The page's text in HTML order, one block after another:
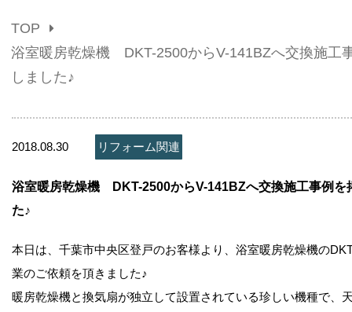
お問い合わせ
会社概要
TOP
浴室暖房乾燥機 DKT-2500からV-141BZへ交換施工
しました♪
2018.08.30 リフォーム関連
浴室暖房乾燥機 DKT-2500からV-141BZへ交換施工事例を
た♪
本日は、千葉市中央区登戸のお客様より、浴室暖房乾燥機の
業のご依頼を頂きました♪
暖房乾燥機と換気扇が独立して設置されている珍しい機種で、